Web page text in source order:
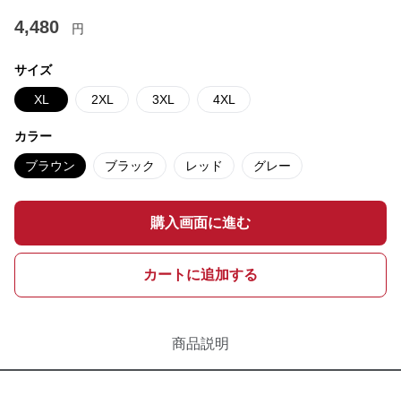
4,480 円
サイズ
XL 2XL 3XL 4XL
カラー
ブラウン ブラック レッド グレー
購入画面に進む
カートに追加する
商品説明